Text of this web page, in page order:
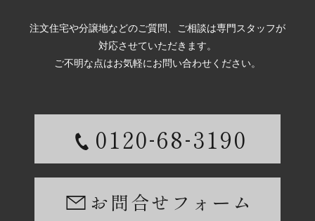
注文住宅や分譲地などのご質問、ご相談は専門スタッフが
対応させていただきます。
ご不明な点はお気軽にお問い合わせください。
0120-68-3190
お問合せフォーム